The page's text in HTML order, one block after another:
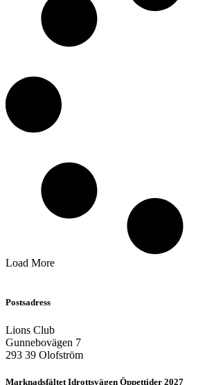
Load More
Postsadress
Lions Club
Gunnebovägen 7
293 39 Olofström
Marknadsfältet Idrottsvägen Öppettider 2027